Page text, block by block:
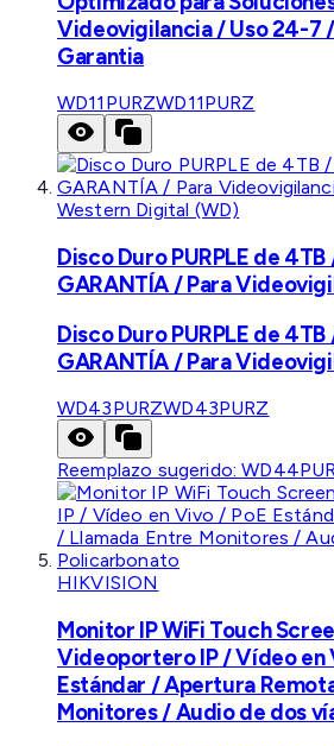
Videovigilancia / Uso 24-7
Garantia
WD11PURZWD11PURZ
Western Digital (WD)
Disco Duro PURPLE de 4TB
GARANTÍA / Para
Disco Duro PURPLE de 4TB
GARANTÍA / Para
WD43PURZWD43PURZ
Reemplazo sugerido:
HIKVISION
Monitor IP WiFi Touch
Videoportero IP / Vídeo en
Estándar / Apertura
Monitores / Audio de dos